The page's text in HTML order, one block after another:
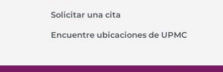
Solicitar una cita
Encuentre ubicaciones de UPMC